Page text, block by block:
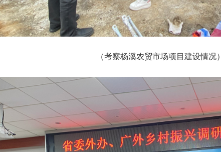
（考察杨溪农贸市场项目建设情况）